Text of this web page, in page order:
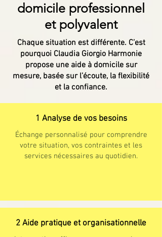
domicile professionnel
et polyvalent
Chaque situation est différente. C’est
pourquoi Claudia Giorgio Harmonie
propose une aide à domicile sur
mesure, basée sur l’écoute, la flexibilité
et la confiance.
1 Analyse de vos besoins
Échange personnalisé pour comprendre
votre situation, vos contraintes et les
services nécessaires au quotidien.
2 Aide pratique et organisationnelle